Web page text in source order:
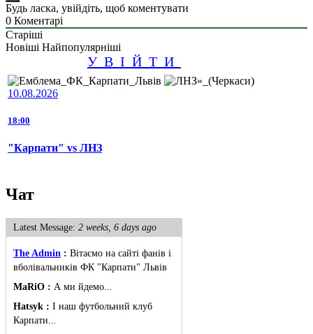
Будь ласка, увійдіть, щоб коментувати
0 Коментарі
Старіші
Новіші Найпопулярніші
УВІЙТИ
10.08.2026
18:00
"Карпати" vs ЛНЗ
Чат
Latest Message: 2 weeks, 6 days ago
The Admin : Вітаємо на сайті фанів і
вболівальників ФК "Карпати" Львів
MaRiO : А ми йдемо...
Hatsyk : І наш футбольний клуб
Карпати...